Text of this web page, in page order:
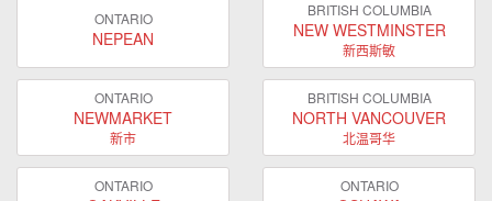
ONTARIO
NEPEAN
BRITISH COLUMBIA
NEW WESTMINSTER
新西斯敏
ONTARIO
NEWMARKET
新市
BRITISH COLUMBIA
NORTH VANCOUVER
北温哥华
ONTARIO ONTARIO